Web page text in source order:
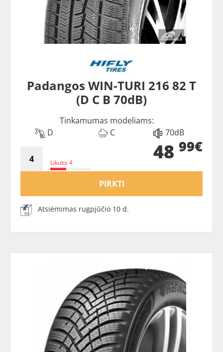
Padangos WIN-TURI 216 82 T
(D C B 70dB)
Tinkamumas modeliams:
D
C 70dB
Likutis 4 48 99€
PIRKTI
Atsiėmimas rugpjūčio 10 d.